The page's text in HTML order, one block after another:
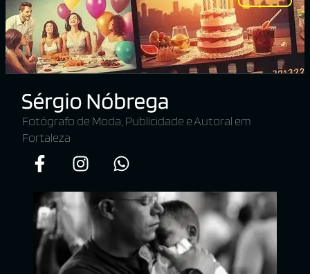
Fotógrafo de Moda, Publicidade e Autoral em
Fortaleza